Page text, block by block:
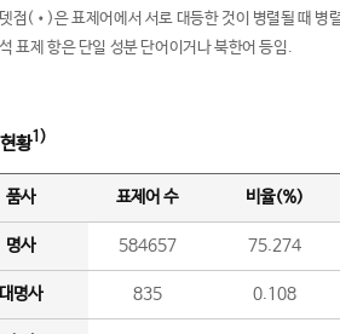
점(•)은 표제어에서 서로 대등한 것이 병렬될 때 병
표제 항은 단일 성분 단어이거나 북한어 등임.
황1)
품사 표제어 수 비율(%)
명사 584657 75.274
명사 835 0.108